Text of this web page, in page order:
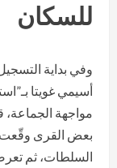
للسكان
وفي بداية
أسيمي غويتا
مواجهة
بعض القرى وقّعت
السلطات، ثم